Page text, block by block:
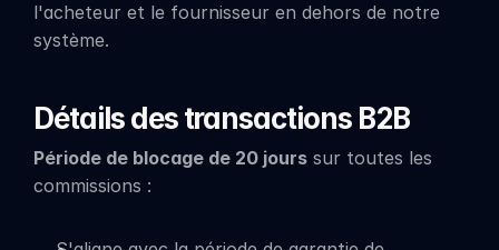
l'acheteur et le fournisseur en dehors de notre
système.
Détails des transactions B2B
Période de blocage de 20 jours sur toutes les
commissions :